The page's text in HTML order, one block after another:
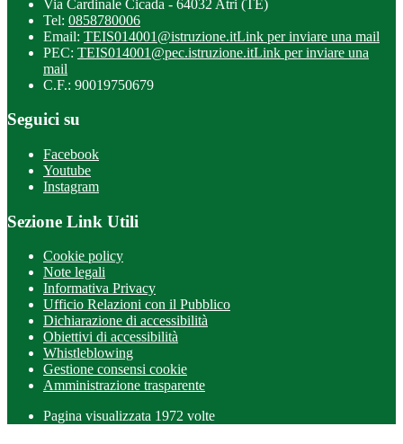
Via Cardinale Cicada - 64032 Atri (TE)
Tel: 0858780006
Email: TEIS014001@istruzione.itLink per inviare una mail
PEC: TEIS014001@pec.istruzione.itLink per inviare una
mail
C.F.: 90019750679
Seguici su
Facebook
Youtube
Instagram
Sezione Link Utili
Cookie policy
Note legali
Informativa Privacy
Ufficio Relazioni con il Pubblico
Dichiarazione di accessibilità
Obiettivi di accessibilità
Whistleblowing
Gestione consensi cookie
Amministrazione trasparente
Pagina visualizzata 1972 volte